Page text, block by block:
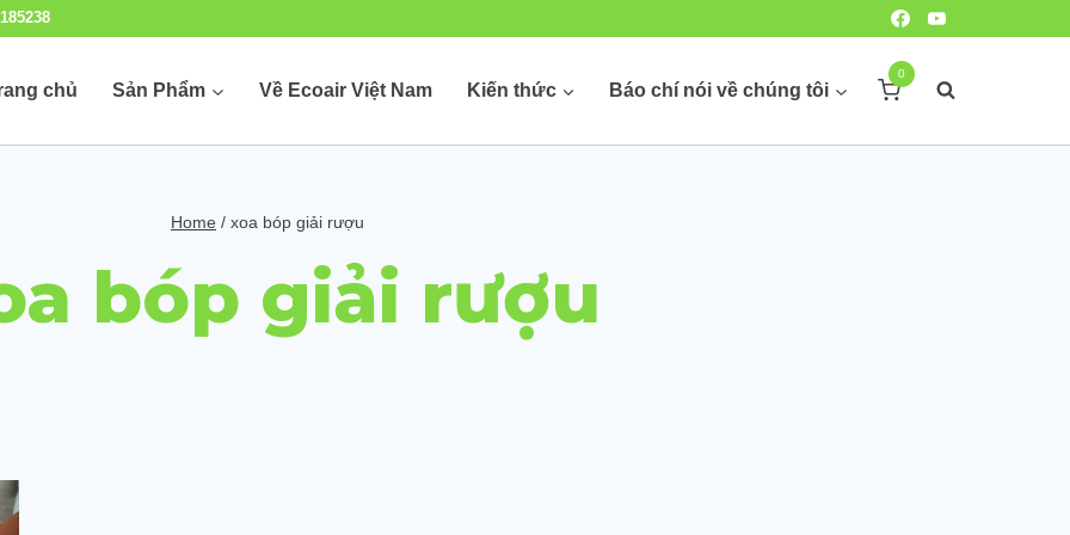
chủ Sản Phẩm Về Ecoair Việt Nam Kiến thức Báo chí nói về chúng tôi
0
Home / xoa bóp giải rượu
bóp giải rượu